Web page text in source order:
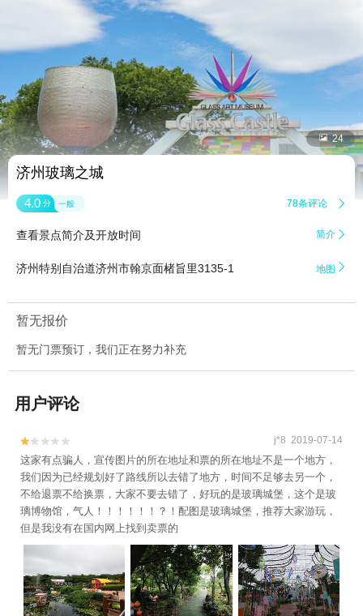
 24
济州玻璃之城
4.0 分 一般 78条评论 
查看景点简介及开放时间 简介 
济州特别自治道济州市翰京面楮旨里3135-1 地图 
暂无报价
暂无门票预订，我们正在努力补充
用户评论

 j*8 2019-07-14
这家有点骗人，宣传图片的所在地址和票的所在地址不是一个地方，
我们因为已经规划好了路线所以去错了地方，时间不足够去另一个，
不给退票不给换票，大家不要去错了，好玩的是玻璃城堡，这个是玻
璃博物馆，气人！！！！！！？！配图是玻璃城堡，推荐大家游玩，
但是我没有在国内网上找到卖票的